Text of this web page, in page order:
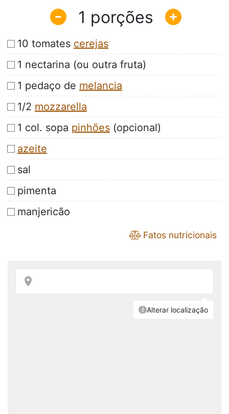
1
10 tomates cerejas
1 nectarina (ou outra fruta)
1 pedaço de melancia
1/2 mozzarella
1 col. sopa pinhões (opcional)
azeite
sal
pimenta
manjericão
Fatos nutricionais